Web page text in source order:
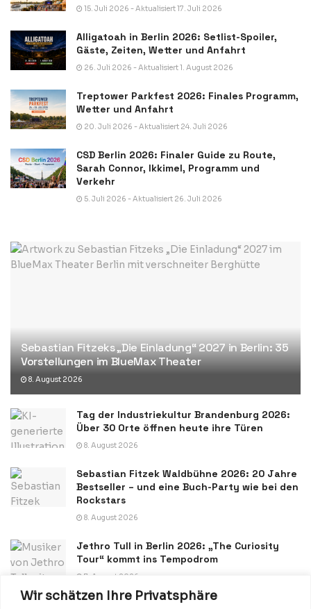
Wir schätzen Ihre Privatsphäre
15. Juli 2026 - Aktualisiert 17. Juli 2026
Alligatoah in Berlin 2026: Setlist-Spoiler,
Gäste, Zeiten, Wetter und Anfahrt
26. Juli 2026 - Aktualisiert 1. August 2026
Treptower Parkfest 2026: Finales Programm,
Wetter und Anfahrt
20. Juli 2026 - Aktualisiert 24. Juli 2026
CSD Berlin 2026: Finaler Guide zu Route,
Sarah Connor, Ikkimel, Programm und
Verkehr
5. Juli 2026 - Aktualisiert 26. Juli 2026
Sebastian Fitzeks „Die Einladung“ 2027 in Berlin: 35
Vorstellungen im BlueMax Theater
8. August 2026
Tag der Industriekultur Brandenburg 2026:
Über 30 Orte öffnen heute ihre Türen
8. August 2026
Sebastian Fitzek Waldbühne 2026: 20 Jahre
Bestseller – und eine Buch-Party wie bei den
Rockstars
8. August 2026
Jethro Tull in Berlin 2026: „The Curiosity
Tour“ kommt ins Tempodrom
7. August 2026